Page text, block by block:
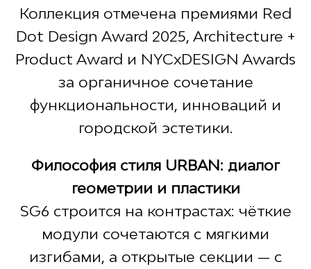
Коллекция отмечена премиями Red
Dot Design Award 2025, Architecture +
Product Award и NYCxDESIGN Awards
за органичное сочетание
функциональности, инноваций и
городской эстетики.
Философия стиля URBAN: диалог
геометрии и пластики
SG6 строится на контрастах: чёткие
модули сочетаются с мягкими
изгибами, а открытые секции — с